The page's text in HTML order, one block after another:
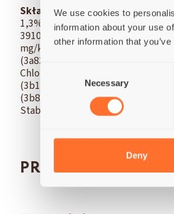
We use cookies to
information about your use
other information that
Necessary
Deny
Składniki analityczne:Białko
1,3%; Fosfor (P) 0,9%; Magnez
3910 kcal/kg.Dodatki
mg/kg; Witamina B1 (3a821) 2
(3a831) 1,5 mg/kg; Witamina B12
Chlorek choliny (3a890) 1500 mg/
(3b103) 50 mg/kg; Miedź (3b405)
(3b801) 0,2 mg/kg.
Stabilizatory flory jelitowej:
PRĘDKOŚĆ